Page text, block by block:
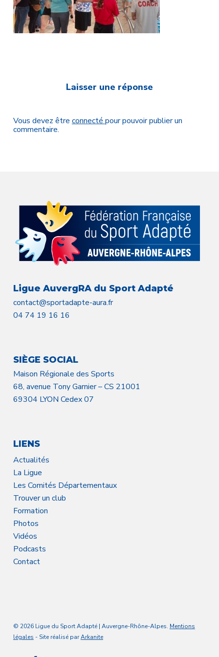
Laisser une réponse
Vous devez être connecté pour pouvoir publier un
commentaire.
Ligue AuvergRA du Sport Adapté
contact@sportadapte-aura.fr
04 74 19 16 16
SIÈGE SOCIAL
Maison Régionale des Sports
68, avenue Tony Garnier – CS 21001
69304 LYON Cedex 07
LIENS
Actualités
La Ligue
Les Comités Départementaux
Trouver un club
Formation
Photos
Vidéos
Podcasts
Contact
© 2026 Ligue du Sport Adapté | Auvergne-Rhône-Alpes. Mentions
légales - Site réalisé parArkanite